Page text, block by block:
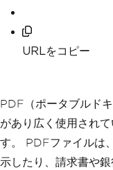
URLをコピー
PDF（ポータブルド
があり広く使用され
す。 PDFファイルは
示したり、請求書や